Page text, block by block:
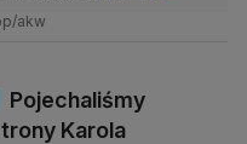
akw
Pojechaliśmy
Karola